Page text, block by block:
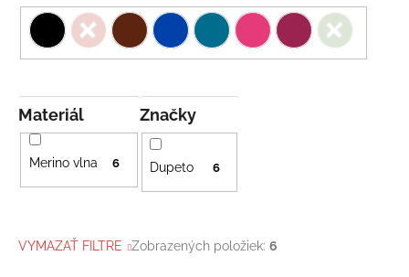
Značky
Dupeto 6
Materiál
Merino vlna 6
VYMAZAŤ FILTRE Zobrazených položiek: 6